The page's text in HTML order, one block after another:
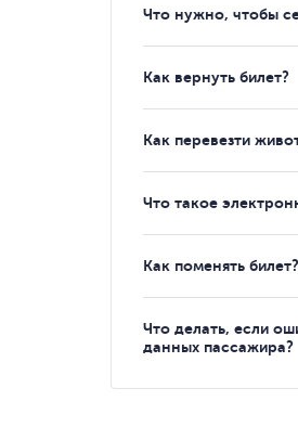
Что нужно, чтобы
Как вернуть билет?
Как перевезти
Что такое
Как поменять билет?
Что делать, если
данных пассажира?